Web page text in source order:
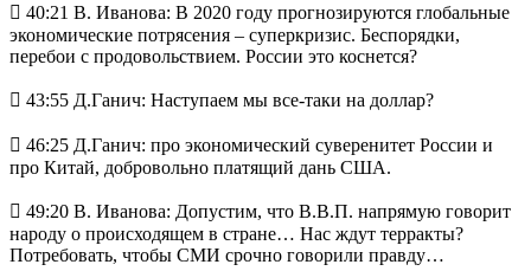
 40:21 В. Иванова: В 2020 году прогнозируются глобальные
экономические потрясения – суперкризис. Беспорядки,
перебои с продовольствием. России это коснется?
 43:55 Д.Ганич: Наступаем мы все-таки на доллар?
 46:25 Д.Ганич: про экономический суверенитет России и
про Китай, добровольно платящий дань США.
 49:20 В. Иванова: Допустим, что В.В.П. напрямую говорит
народу о происходящем в стране… Нас ждут терракты?
Потребовать, чтобы СМИ срочно говорили правду…